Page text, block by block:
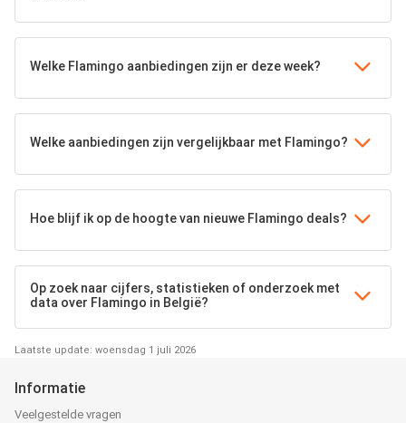
Welke Flamingo aanbiedingen zijn er deze week?
Welke aanbiedingen zijn vergelijkbaar met Flamingo?
Hoe blijf ik op de hoogte van nieuwe Flamingo deals?
Op zoek naar cijfers, statistieken of onderzoek met
data over Flamingo in België?
Laatste update: woensdag 1 juli 2026
Informatie
Veelgestelde vragen